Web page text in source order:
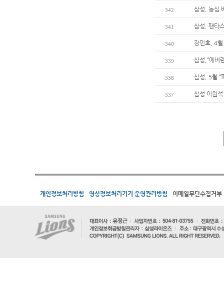
342 삼성, 농심
341 삼성, 팬타
340 강민호, 4
339 삼성,“에버
338 삼성, 5월 “
337 삼성 이원
개인정보처리방침 영상정보처리기기 운영관리방침 이메일무단수집거부